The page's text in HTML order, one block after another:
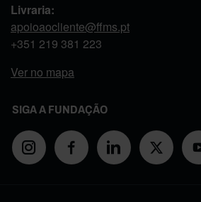
Livraria:
apoioaocliente@ffms.pt
+351 219 381 223
Ver no mapa
SIGA A FUNDAÇÃO